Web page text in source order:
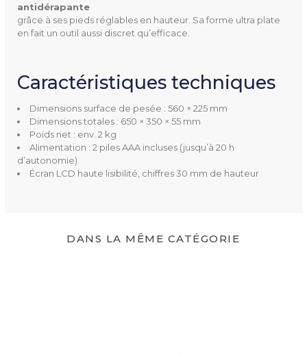
antidérapante
grâce à ses pieds réglables en hauteur. Sa forme ultra plate
en fait un outil aussi discret qu’efficace.
Caractéristiques techniques
Dimensions surface de pesée : 560 × 225 mm
Dimensions totales : 650 × 350 × 55 mm
Poids net : env. 2 kg
Alimentation : 2 piles AAA incluses (jusqu’à 20 h
d’autonomie)
Écran LCD haute lisibilité, chiffres 30 mm de hauteur
Poids 2.685 kg
Couleur(s) Disponible(s) Blanc
Livré Avec 2 piles 1.5 AAA LR03
Garantie
DANS LA MÊME CATÉGORIE